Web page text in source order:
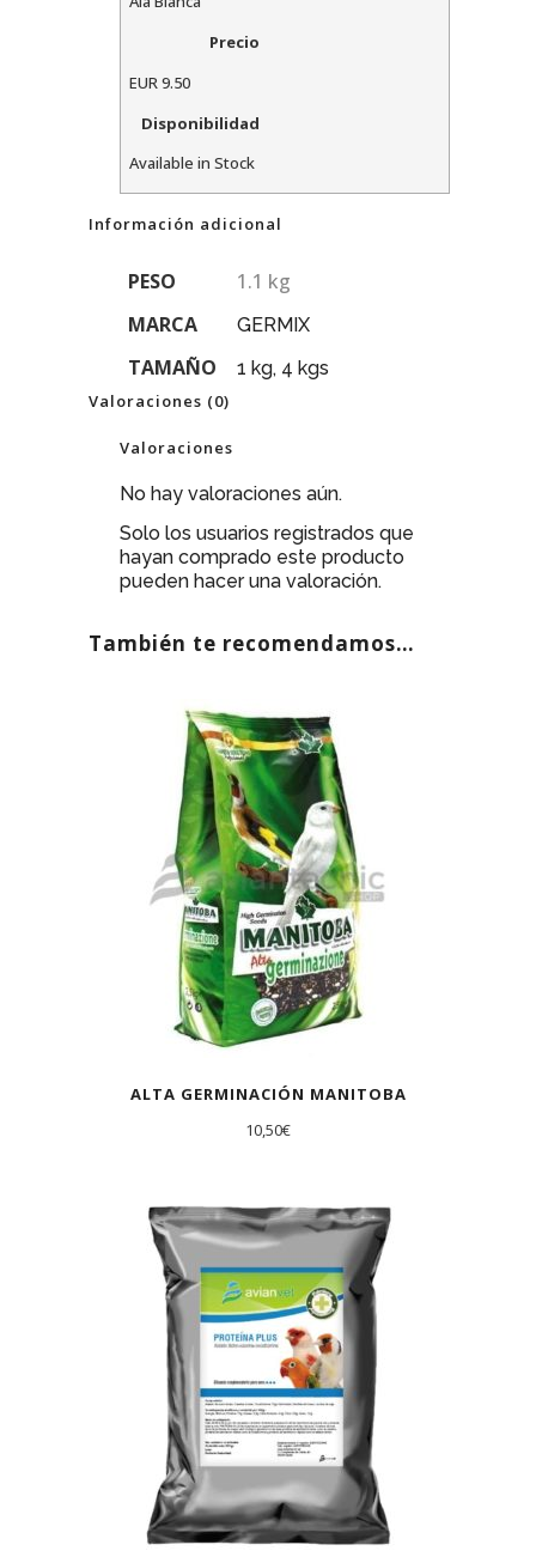
Precio
EUR9.50
Disponibilidad
Available in Stock
Información adicional
PESO
1.1 kg
MARCA
GERMIX
TAMAÑO 1 kg, 4 kgs
Valoraciones (0)
Valoraciones
No hay valoraciones aún.
Solo los usuarios registrados que
hayan comprado este producto
pueden hacer una valoración.
También te recomendamos…
ALTA GERMINACIÓN MANITOBA
10,50€